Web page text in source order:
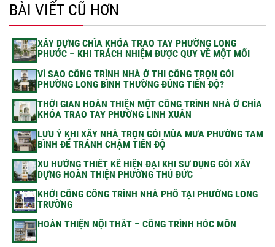
BÀI VIẾT CŨ HƠN
XÂY DỰNG CHÌA KHÓA TRAO TAY PHƯỜNG LONG
PHƯỚC – KHI TRÁCH NHIỆM ĐƯỢC QUY VỀ MỘT MỐI
VÌ SAO CÔNG TRÌNH NHÀ Ở THI CÔNG TRỌN GÓI
PHƯỜNG LONG BÌNH THƯỜNG ĐÚNG TIẾN ĐỘ?
THỜI GIAN HOÀN THIỆN MỘT CÔNG TRÌNH NHÀ Ở CHÌA
KHÓA TRAO TAY PHƯỜNG LINH XUÂN
LƯU Ý KHI XÂY NHÀ TRỌN GÓI MÙA MƯA PHƯỜNG TAM
BÌNH ĐỂ TRÁNH CHẬM TIẾN ĐỘ
XU HƯỚNG THIẾT KẾ HIỆN ĐẠI KHI SỬ DỤNG GÓI XÂY
DỰNG HOÀN THIỆN PHƯỜNG THỦ ĐỨC
KHỞI CÔNG CÔNG TRÌNH NHÀ PHỐ TẠI PHƯỜNG LONG
TRƯỜNG
HOÀN THIỆN NỘI THẤT – CÔNG TRÌNH HÓC MÔN